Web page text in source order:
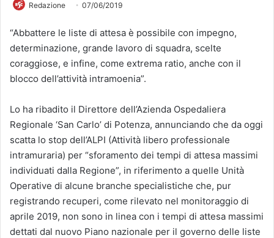
Redazione 07/06/2019
“Abbattere le liste di attesa è possibile con impegno,
determinazione, grande lavoro di squadra, scelte
coraggiose, e infine, come extrema ratio, anche con il
blocco dell’attività intramoenia”.
Lo ha ribadito il Direttore dell’Azienda Ospedaliera
Regionale ‘San Carlo’ di Potenza, annunciando che da oggi
scatta lo stop dell’ALPI (Attività libero professionale
intramuraria) per “sforamento dei tempi di attesa massimi
individuati dalla Regione”, in riferimento a quelle Unità
Operative di alcune branche specialistiche che, pur
registrando recuperi, come rilevato nel monitoraggio di
aprile 2019, non sono in linea con i tempi di attesa massimi
dettati dal nuovo Piano nazionale per il governo delle liste